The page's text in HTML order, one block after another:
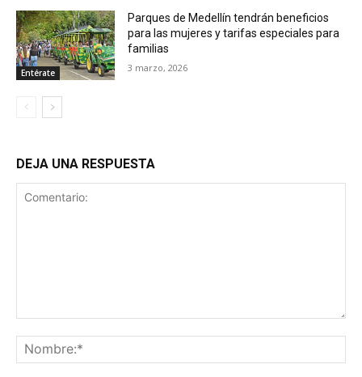
Entérate
Parques de Medellín tendrán beneficios
para las mujeres y tarifas especiales para
familias
3 marzo, 2026
DEJA UNA RESPUESTA